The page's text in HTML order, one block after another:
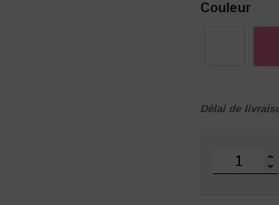
Couleur
Délai de
quantité